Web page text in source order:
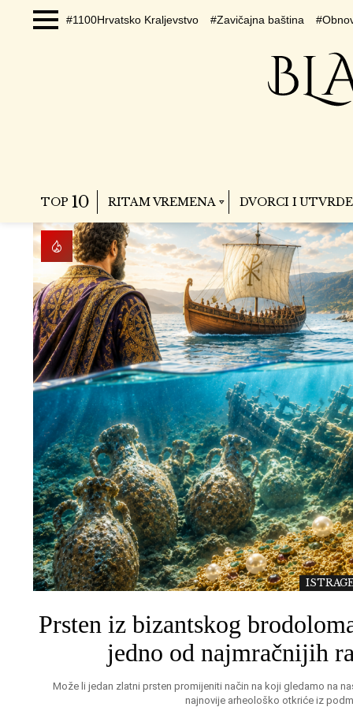
#1100Hrvatsko Kraljevstvo #Zavičajna baština
TOP 10 RITAM VREMENA DVORCI I UTVRDE
NASLOVNICA
Prsten iz bizantskog
jedno od najmračnijih
Može li jedan zlatni prsten promijeniti način na koji gledamo na
najnovije arheološko otkriće iz